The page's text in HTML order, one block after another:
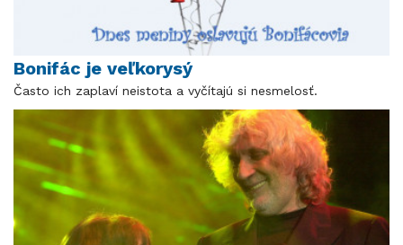
Bonifác je veľkorysý
Často ich zaplaví neistota a vyčítajú si nesmelosť.